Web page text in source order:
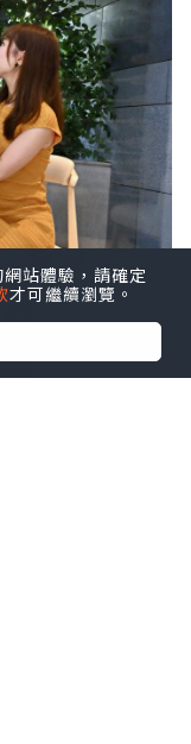
站體驗，請確定
才可繼續瀏覽。